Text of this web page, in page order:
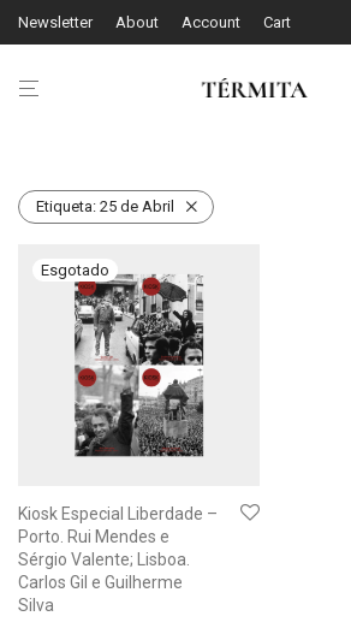
Newsletter About Account Cart
Etiqueta: 25 de Abril
Kiosk Especial Liberdade –
Porto. Rui Mendes e
Sérgio Valente; Lisboa.
Carlos Gil e Guilherme
Silva